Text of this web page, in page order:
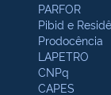
PARFOR
Pibid e
Prodocência
LAPETRO
CNPq
CAPES